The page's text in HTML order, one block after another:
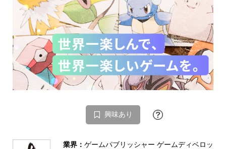
興味あり
業界： ゲームパブリッシャー ゲームディベロッ